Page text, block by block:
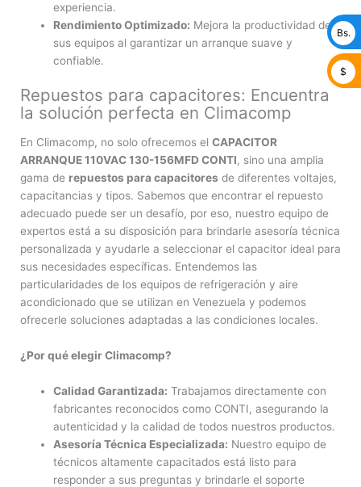
experiencia.
Rendimiento Optimizado: Mejora la productividad de
sus equipos al garantizar un arranque suave y
confiable.
Repuestos para capacitores: Encuentra
la solución perfecta en Climacomp
En Climacomp, no solo ofrecemos el CAPACITOR
ARRANQUE 110VAC 130-156MFD CONTI, sino una amplia
gama de repuestos para capacitores de diferentes voltajes,
capacitancias y tipos. Sabemos que encontrar el repuesto
adecuado puede ser un desafío, por eso, nuestro equipo de
expertos está a su disposición para brindarle asesoría técnica
personalizada y ayudarle a seleccionar el capacitor ideal para
sus necesidades específicas. Entendemos las
particularidades de los equipos de refrigeración y aire
acondicionado que se utilizan en Venezuela y podemos
ofrecerle soluciones adaptadas a las condiciones locales.
¿Por qué elegir Climacomp?
Calidad Garantizada: Trabajamos directamente con
fabricantes reconocidos como CONTI, asegurando la
autenticidad y la calidad de todos nuestros productos.
Asesoría Técnica Especializada: Nuestro equipo de
técnicos altamente capacitados está listo para
responder a sus preguntas y brindarle el soporte
Bs.
$